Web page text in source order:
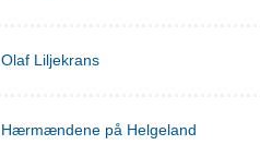
Olaf Liljekrans
Hærmændene på Helgeland